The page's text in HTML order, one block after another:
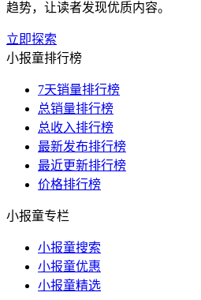
趋势，让读者发现优质内容。
立即探索
小报童排行榜
7天销量排行榜
总销量排行榜
总收入排行榜
最新发布排行榜
最近更新排行榜
价格排行榜
小报童专栏
小报童搜索
小报童优惠
小报童精选